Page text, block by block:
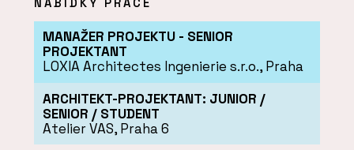
MANAŽER PROJEKTU - SENIOR
PROJEKTANT
LOXIA Architectes Ingenierie s.r.o., Praha
ARCHITEKT-PROJEKTANT: JUNIOR /
SENIOR / STUDENT
Atelier VAS, Praha 6